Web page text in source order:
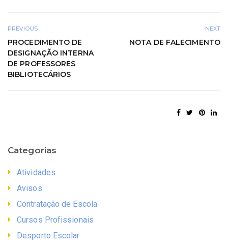
PREVIOUS
PROCEDIMENTO DE
DESIGNAÇÃO INTERNA
DE PROFESSORES
BIBLIOTECÁRIOS
NEXT
NOTA DE FALECIMENTO
Categorias
Atividades
Avisos
Contratação de Escola
Cursos Profissionais
Desporto Escolar